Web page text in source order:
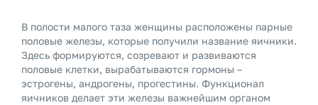
В полости малого таза женщины расположены парные
половые железы, которые получили название яичники.
Здесь формируются, созревают и развиваются
половые клетки, вырабатываются гормоны –
эстрогены, андрогены, прогестины. Функционал
яичников делает эти железы важнейшим органом